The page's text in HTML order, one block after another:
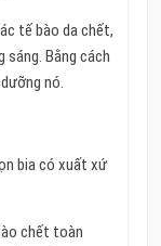
tế bào da chết,
sáng. Bằng cách
nó.
bia có xuất xứ
chết toàn